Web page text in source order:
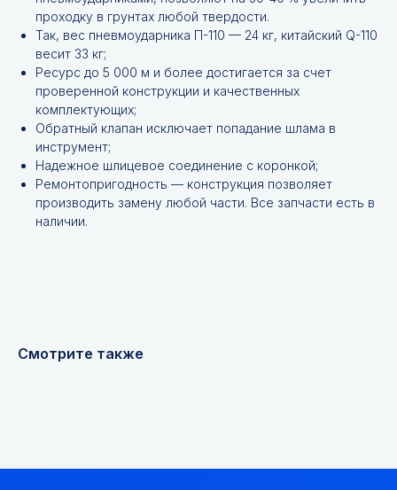
проходку в грунтах любой твердости.
Так, вес пневмоударника П-110 — 24 кг, китайский Q-110
весит 33 кг;
Ресурс до 5 000 м и более достигается за счет
проверенной конструкции и качественных
комплектующих;
Обратный клапан исключает попадание шлама в
инструмент;
Надежное шлицевое соединение с коронкой;
Ремонтопригодность — конструкция позволяет
производить замену любой части. Все запчасти есть в
наличии.
Смотрите также
Не нашли нужной
позиции?
Оставьте заявку и мы подберём
инструменты и запчасти по вашим
Я соглашаюсь сПолитикой конфиденциальности